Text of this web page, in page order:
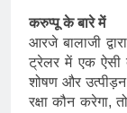
करुप्पू के बारे में
आरजे बालाजी
ट्रेलर में एक ऐसी
शोषण और
रक्षा कौन करेगा,